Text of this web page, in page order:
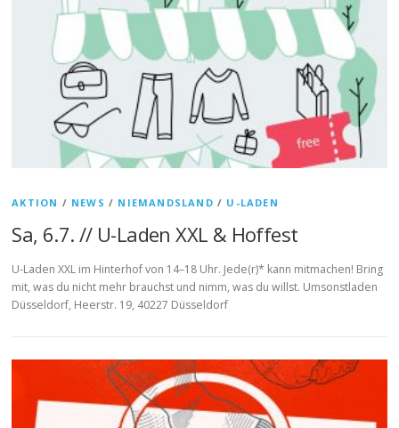
AKTION / NEWS / NIEMANDSLAND / U-LADEN
Sa, 6.7. // U-Laden XXL & Hoffest
U-Laden XXL im Hinterhof von 14–18 Uhr. Jede(r)* kann mitmachen! Bring
mit, was du nicht mehr brauchst und nimm, was du willst. Umsonstladen
Düsseldorf, Heerstr. 19, 40227 Düsseldorf